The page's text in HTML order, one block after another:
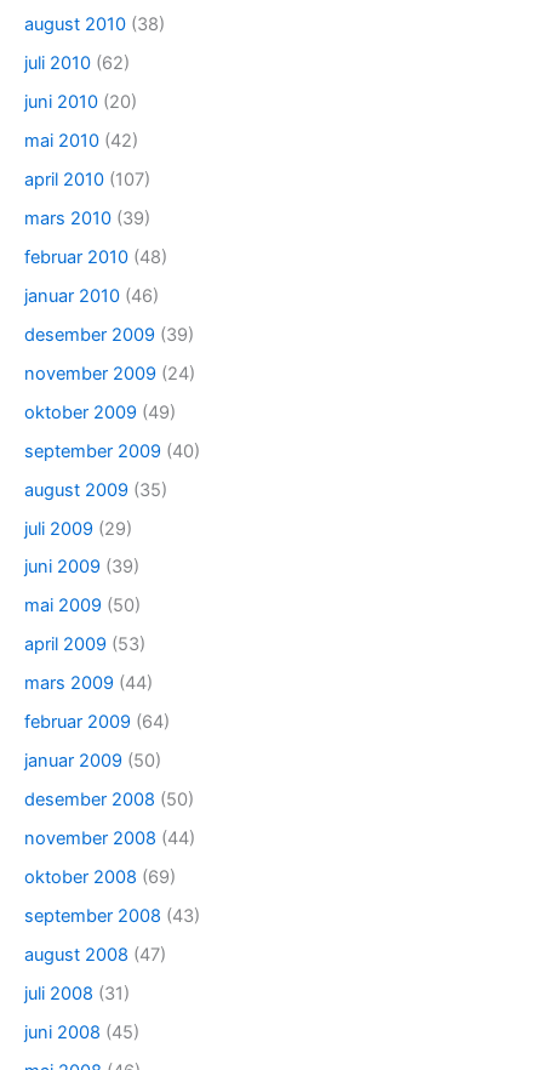
august 2010 (38)
juli 2010 (62)
juni 2010 (20)
mai 2010 (42)
april 2010 (107)
mars 2010 (39)
februar 2010 (48)
januar 2010 (46)
desember 2009 (39)
november 2009 (24)
oktober 2009 (49)
september 2009 (40)
august 2009 (35)
juli 2009 (29)
juni 2009 (39)
mai 2009 (50)
april 2009 (53)
mars 2009 (44)
februar 2009 (64)
januar 2009 (50)
desember 2008 (50)
november 2008 (44)
oktober 2008 (69)
september 2008 (43)
august 2008 (47)
juli 2008 (31)
juni 2008 (45)